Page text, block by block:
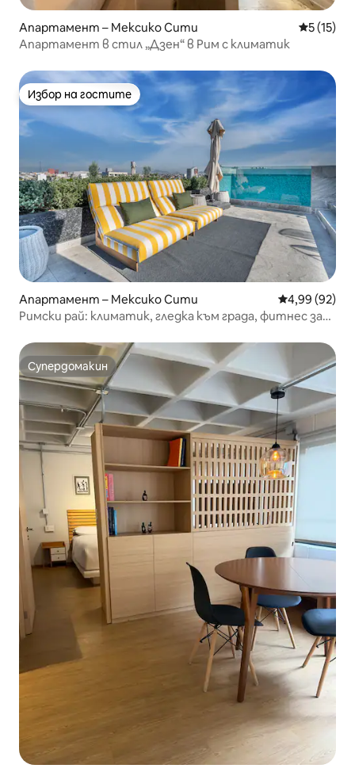
Апартамент – Мексико Сити Средна
5 (15)
Апартамент в стил „Дзен“ в Рим с климатик
Избор на гостите
Избор на гостите
Апартамент – Мексико Сити Средна
4,99 (92)
Римски рай: климатик, гледка към града, фитнес зала
Супердомакин
Супердомакин